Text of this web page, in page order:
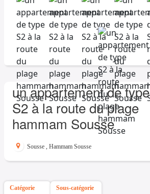
un appartement de type
S2 à la route du plage
hammam Sousse
Sousse , Hammam Sousse
Catégorie Sous-catégorie